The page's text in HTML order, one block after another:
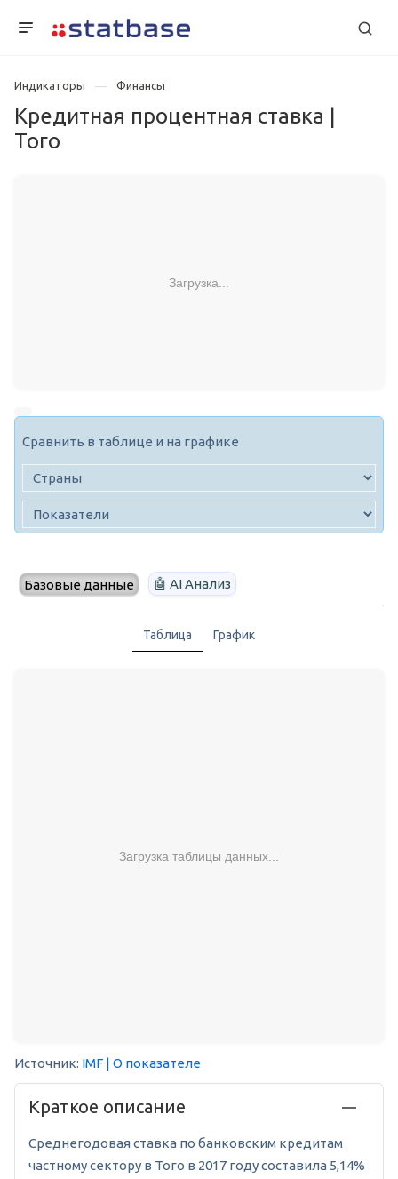
Индикаторы Финансы
Кредитная процентная ставка |
Того
Загрузка...
Сравнить в таблице и на графике
Базовые данные 🤖 AI Анализ
Таблица График
Загрузка таблицы данных...
Источник: IMF | О показателе
Краткое описание
Среднегодовая ставка по банковским кредитам
частному сектору в Того в 2017 году составила 5,14%